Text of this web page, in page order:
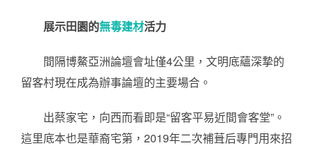
展示田園的無毒建材活力
間隔博鰲亞洲論壇會址僅4公里，文明底蘊深摯的
留客村現在成為辦事論壇的主要場合。
出蔡家宅，向西而看即是“留客平易近間會客堂”。
這里底本也是華裔宅第，2019年二次補葺后專門用來招